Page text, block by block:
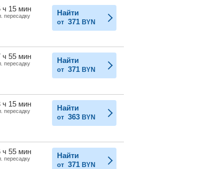
ч 15 мин
пересадку Найти
от 371 BYN
ч 55 мин
пересадку Найти
от 371 BYN
ч 15 мин
пересадку Найти
от 363 BYN
ч 55 мин
пересадку Найти
от 371 BYN